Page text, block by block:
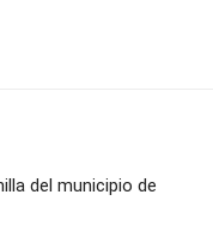
del municipio de